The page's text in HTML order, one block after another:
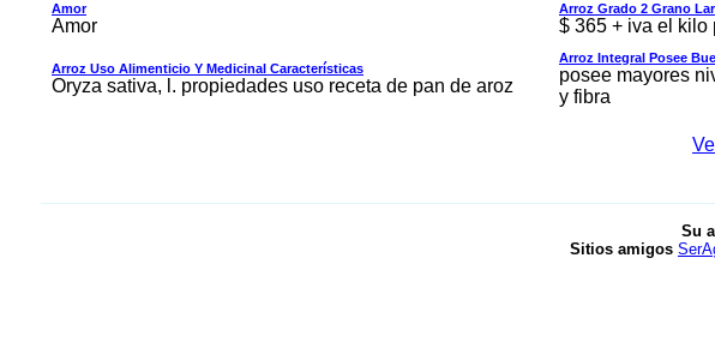
Amor
Amor
Arroz Grado 2 Grano
$ 365 + iva el kilo
Arroz Uso Alimenticio Y Medicinal Características
Oryza sativa, l. propiedades uso receta de pan de aroz
Arroz Integral Posee
posee mayores
y fibra
Su
Sitios amigos